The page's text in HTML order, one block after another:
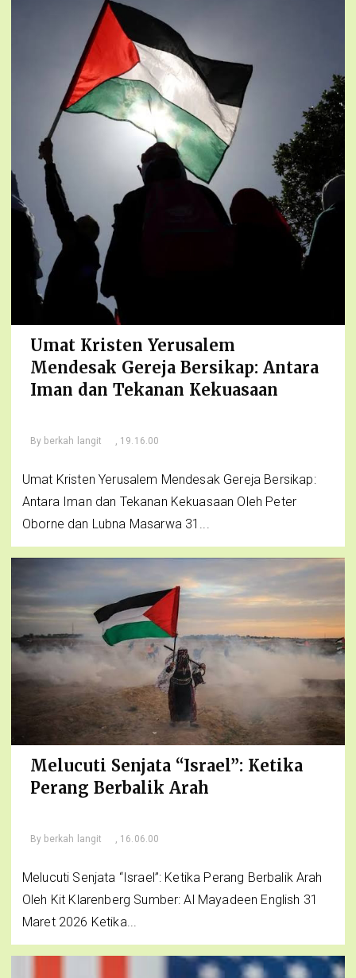
Umat Kristen Yerusalem
Mendesak Gereja Bersikap: Antara
Iman dan Tekanan Kekuasaan
By berkah langit , 19.16.00
Umat Kristen Yerusalem Mendesak Gereja Bersikap:
Antara Iman dan Tekanan Kekuasaan Oleh Peter
Oborne dan Lubna Masarwa 31...
Melucuti Senjata “Israel”: Ketika
Perang Berbalik Arah
By berkah langit , 16.06.00
Melucuti Senjata “Israel”: Ketika Perang Berbalik Arah
Oleh Kit Klarenberg Sumber: Al Mayadeen English 31
Maret 2026 Ketika...